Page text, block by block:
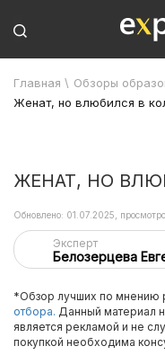
Главная \ Обзоры
Женат, но влюбился в
ЖЕНАТ, НО
Эксперт
Белозерцева
Обновлено: 01.07.2025,
*Обзор лучших по мнению
отбора. Данный материал
является рекламой и не
покупкой необходима